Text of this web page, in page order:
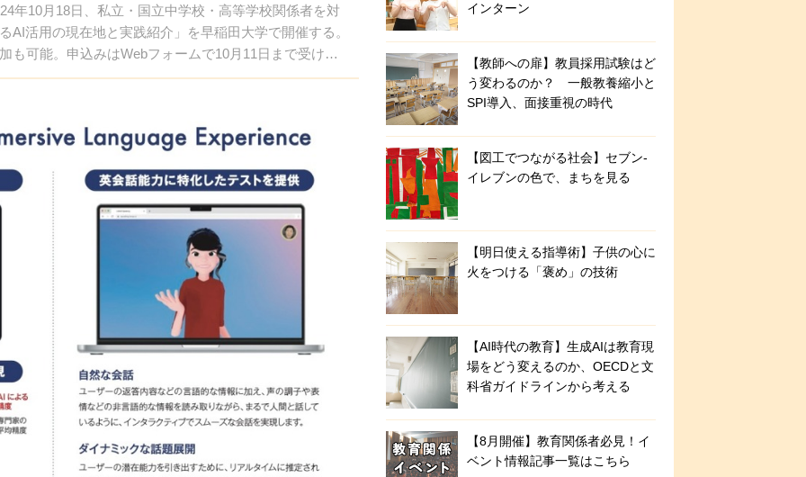
10月18日、私立・国立中学校・高等学校関係者を対
AI活用の現在地と実践紹介」を早稲田大学で開催する。
も可能。申込みはWebフォームで10月11日まで受け付
インターン
【教師への扉】教員採用試験はど
う変わるのか？ 一般教養縮小と
SPI導入、面接重視の時代
【図工でつながる社会】セブン‐
イレブンの色で、まちを見る
【明日使える指導術】子供の心に
火をつける「褒め」の技術
【AI時代の教育】生成AIは教育現
場をどう変えるのか、OECDと文
科省ガイドラインから考える
【8月開催】教育関係者必見！イ
ベント情報記事一覧はこちら